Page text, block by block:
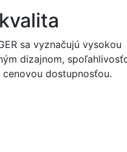
sa vyznačujú vysokou
dizajnom,
dostupnosťou.